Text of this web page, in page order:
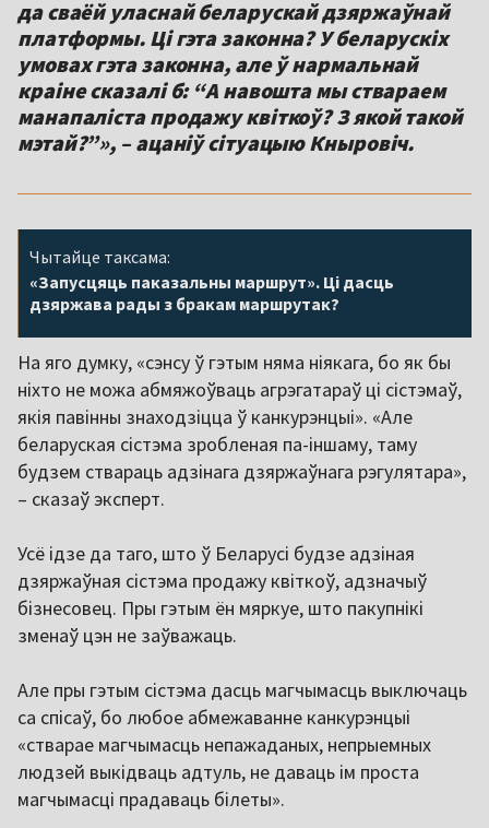
да сваёй уласнай беларускай дзяржаўнай
платформы. Ці гэта законна? У беларускіх
умовах гэта законна, але ў нармальнай
краіне сказалі б: “А навошта мы ствараем
манапаліста продажу квіткоў? З якой такой
мэтай?”», – ацаніў сітуацыю Кныровіч.
Чытайце таксама:
«Запусцяць паказальны маршрут». Ці дасць
дзяржава рады з бракам маршрутак?
На яго думку, «сэнсу ў гэтым няма ніякага, бо як бы
ніхто не можа абмяжоўваць агрэгатараў ці сістэмаў,
якія павінны знаходзіцца ў канкурэнцыі». «Але
беларуская сістэма зробленая па-іншаму, таму
будзем ствараць адзінага дзяржаўнага рэгулятара»,
– сказаў эксперт.
Усё ідзе да таго, што ў Беларусі будзе адзіная
дзяржаўная сістэма продажу квіткоў, адзначыў
бізнесовец. Пры гэтым ён мяркуе, што пакупнікі
зменаў цэн не заўважаць.
Але пры гэтым сістэма дасць магчымасць выключаць
са спісаў, бо любое абмежаванне канкурэнцыі
«стварае магчымасць непажаданых, непрыемных
людзей выкідваць адтуль, не даваць ім проста
магчымасці прадаваць білеты».